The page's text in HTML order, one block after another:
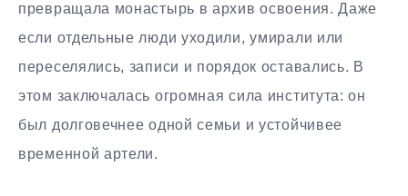
превращала монастырь в архив освоения. Даже
если отдельные люди уходили, умирали или
переселялись, записи и порядок оставались. В
этом заключалась огромная сила института: он
был долговечнее одной семьи и устойчивее
временной артели.